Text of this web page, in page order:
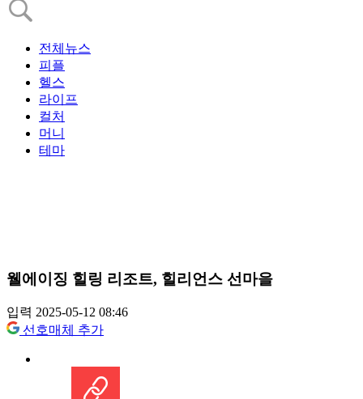
전체뉴스
피플
헬스
라이프
컬처
머니
테마
웰에이징 힐링 리조트, 힐리언스 선마을
입력 2025-05-12 08:46
선호매체 추가